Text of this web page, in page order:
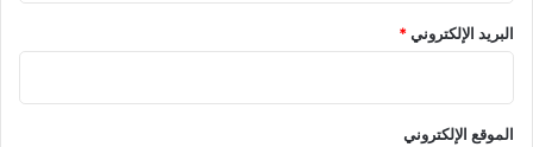
البريد الإلكتروني*
الموقع الإلكتروني